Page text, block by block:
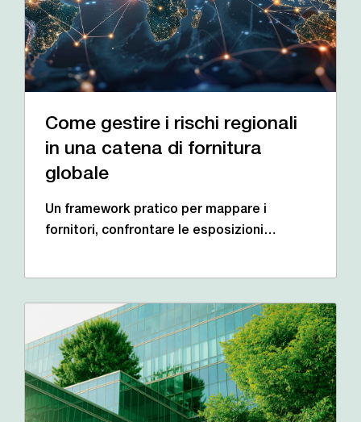
Come gestire i rischi regionali
in una catena di fornitura
globale
Un framework pratico per mappare i
fornitori, confrontare le esposizioni…